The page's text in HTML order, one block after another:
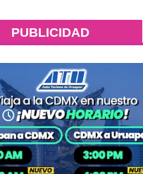
PUBLICIDAD